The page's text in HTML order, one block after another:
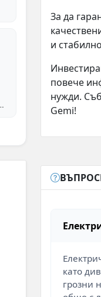
За да
и
повече
нужди.
Gemi!
като
грозни